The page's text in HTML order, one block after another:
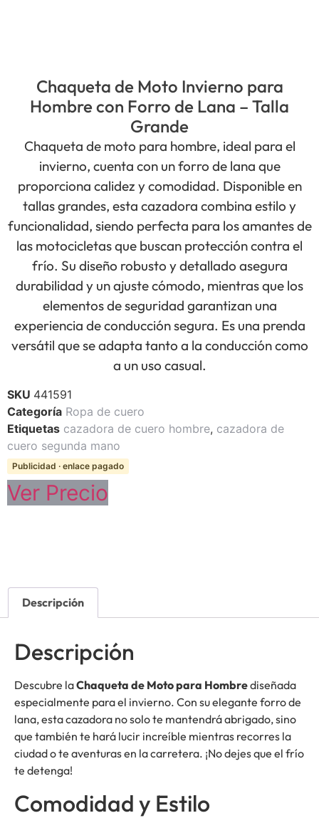
Chaqueta de Moto Invierno para
Hombre con Forro de Lana – Talla
Grande
Chaqueta de moto para hombre, ideal para el
invierno, cuenta con un forro de lana que
proporciona calidez y comodidad. Disponible en
tallas grandes, esta cazadora combina estilo y
funcionalidad, siendo perfecta para los amantes de
las motocicletas que buscan protección contra el
frío. Su diseño robusto y detallado asegura
durabilidad y un ajuste cómodo, mientras que los
elementos de seguridad garantizan una
experiencia de conducción segura. Es una prenda
versátil que se adapta tanto a la conducción como
a un uso casual.
SKU 441591
Categoría Ropa de cuero
Etiquetas cazadora de cuero hombre, cazadora de
cuero segunda mano
Publicidad · enlace pagado
Ver Precio
Descripción
Descripción
Descubre laChaqueta de Moto para Hombrediseñada
especialmente para el invierno. Con su elegante forro de
lana, esta cazadora no solo te mantendrá abrigado, sino
que también te hará lucir increíble mientras recorres la
ciudad o te aventuras en la carretera. ¡No dejes que el frío
te detenga!
Comodidad y Estilo